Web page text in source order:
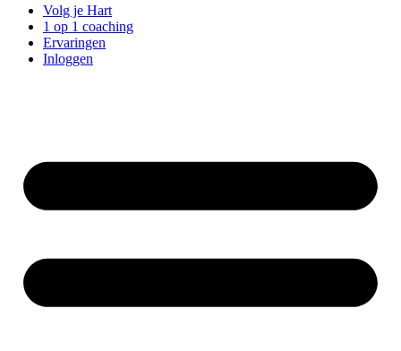
Volg je Hart
1 op 1 coaching
Ervaringen
Inloggen